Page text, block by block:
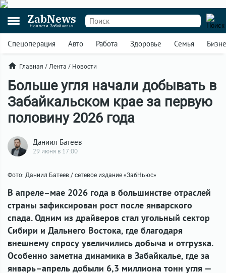
ZabNews
Новости Забайкалья
Спецоперация Авто Работа Здоровье Семья
Главная / Лента / Новости
Больше угля начали добывать в
Забайкальском крае за первую
половину 2026 года
Даниил Батеев
29 июня в 17:00
Фото: Даниил Батеев / сетевое издание «ЗабНьюс»
В апреле–мае 2026 года в большинстве отраслей
страны зафиксирован рост после январского
спада. Одним из драйверов стал угольный сектор
Сибири и Дальнего Востока, где благодаря
внешнему спросу увеличились добыча и отгрузка.
Особенно заметна динамика в Забайкалье, где за
январь–апрель добыли 6,3 миллиона тонн угля —